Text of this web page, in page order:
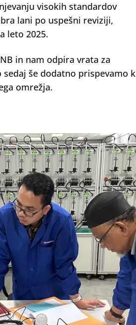
visokih standardov
lani po uspešni reviziji,
leto 2025.
in nam odpira vrata za
še dodatno prispevamo k
omrežja.